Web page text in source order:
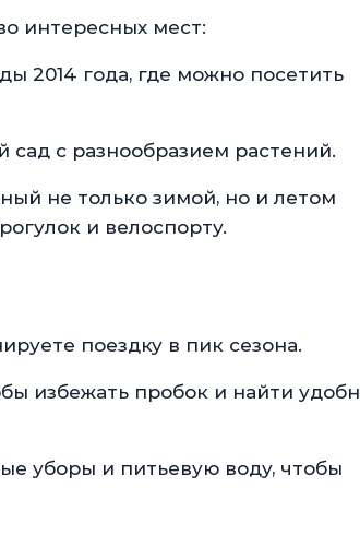
интересных мест:
2014 года, где можно посетить
с разнообразием растений.
не только зимой, но и летом
и велоспорту.
поездку в пик сезона.
избежать пробок и найти
уборы и питьевую воду, чтобы